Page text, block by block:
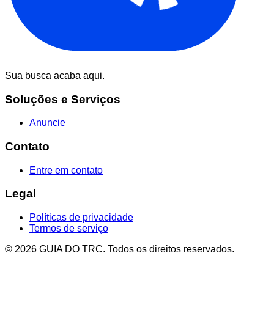
Sua busca acaba aqui.
Soluções e Serviços
Anuncie
Contato
Entre em contato
Legal
Políticas de privacidade
Termos de serviço
© 2026 GUIA DO TRC. Todos os direitos reservados.